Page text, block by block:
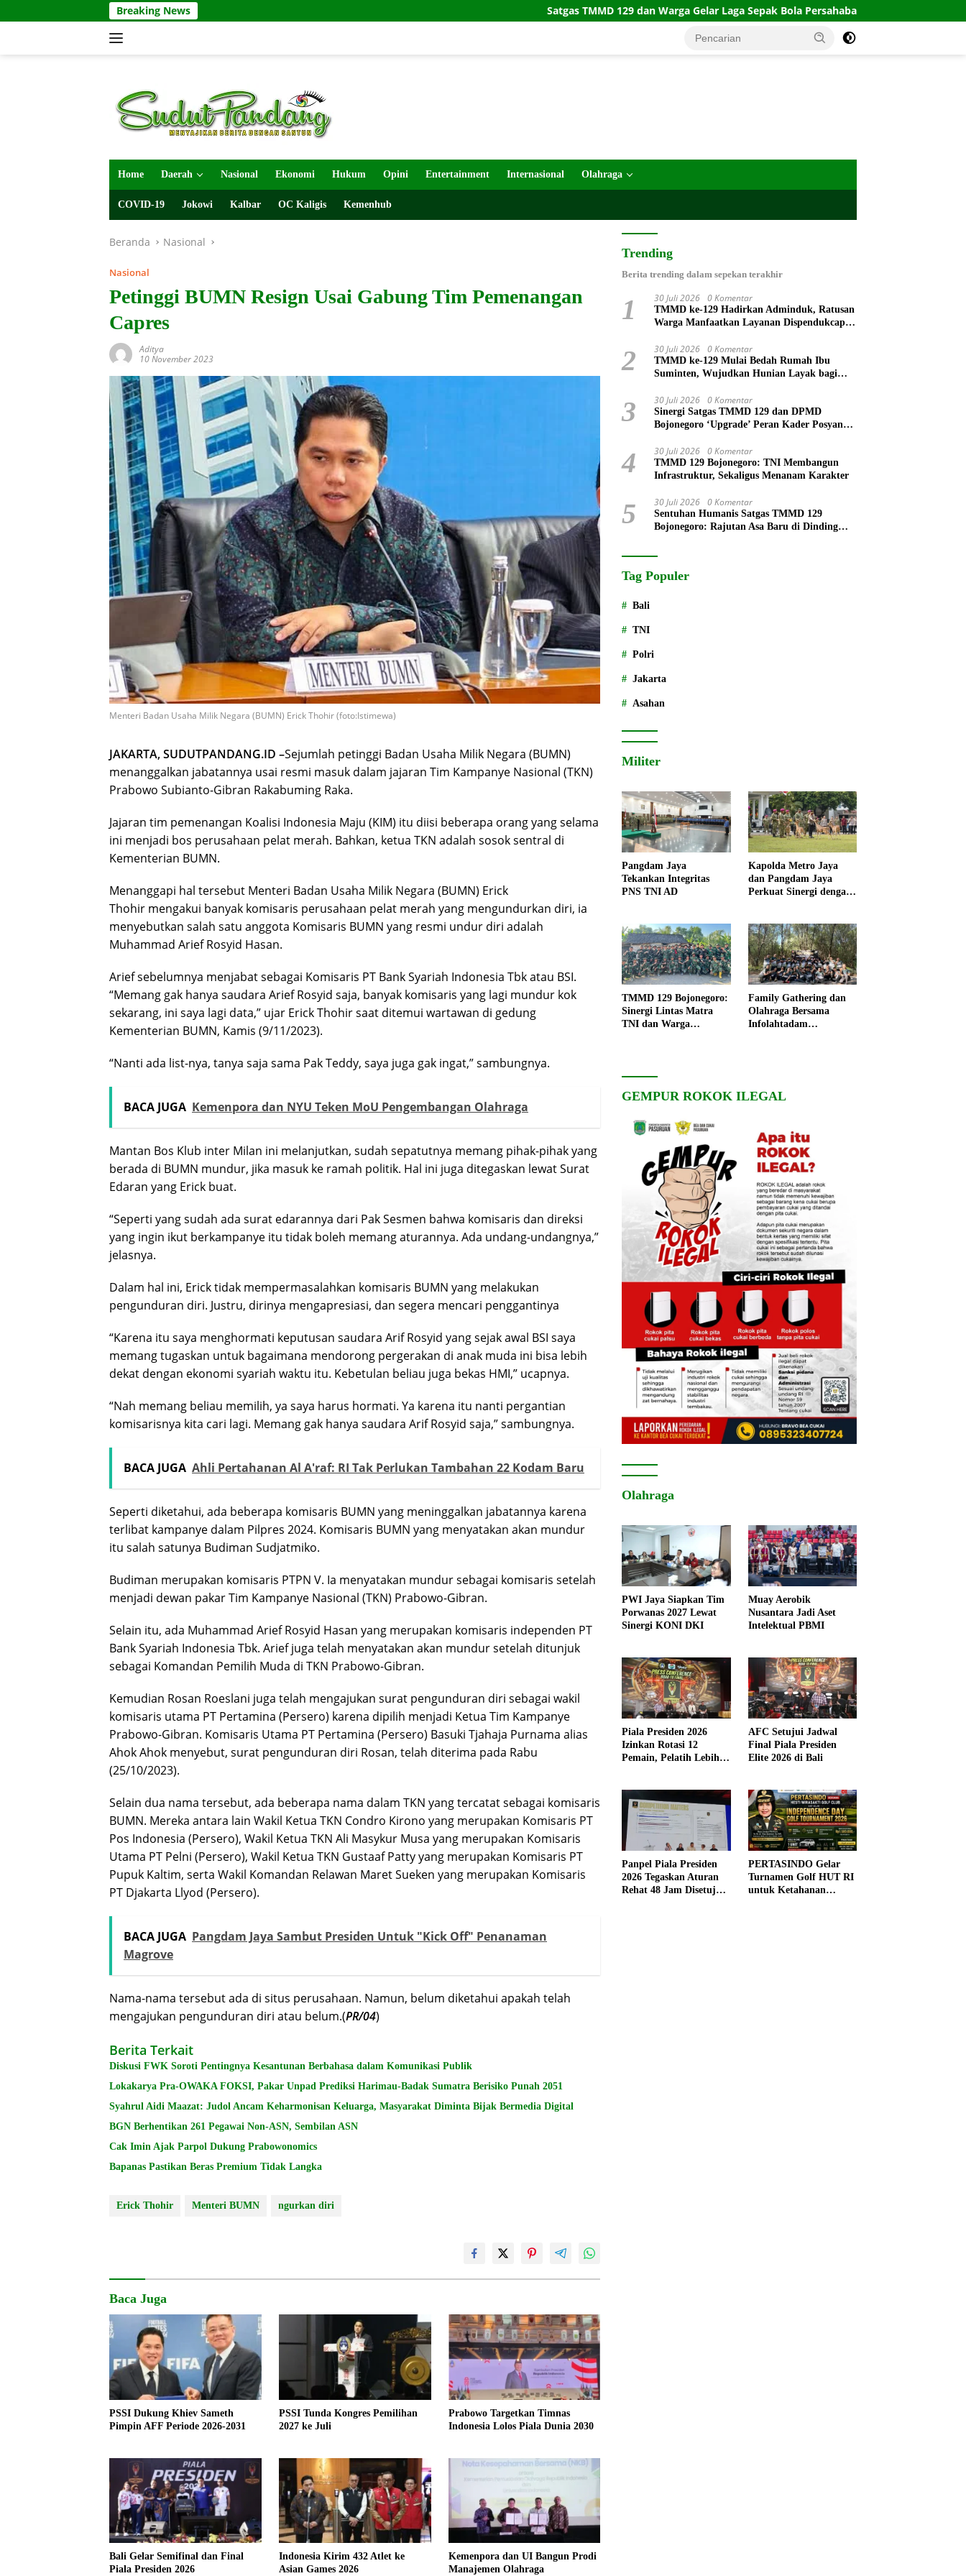
ke
Breaking News Satgas TMMD 129 dan Warga Gelar Laga Sepak Bola Persahabatan, Bangun Keakraban di Tengah
Home Daerah Nasional Ekonomi Hukum Opini Entertainment Internasional Olahraga
COVID-19 Jokowi Kalbar OC Kaligis Kemenhub
Beranda Nasional
Nasional
Petinggi BUMN Resign Usai Gabung Tim Pemenangan
Capres
Aditya
10 November 2023
Menteri Badan Usaha Milik Negara (BUMN) Erick Thohir (foto:Istimewa)
JAKARTA, SUDUTPANDANG.ID –Sejumlah petinggi Badan Usaha Milik Negara (BUMN)
menanggalkan jabatannya usai resmi masuk dalam jajaran Tim Kampanye Nasional (TKN)
Prabowo Subianto-Gibran Rakabuming Raka.
Jajaran tim pemenangan Koalisi Indonesia Maju (KIM) itu diisi beberapa orang yang selama
ini menjadi bos perusahaan pelat merah. Bahkan, ketua TKN adalah sosok sentral di
Kementerian BUMN.
Menanggapi hal tersebut Menteri Badan Usaha Milik Negara (BUMN) Erick
Thohir mengakui banyak komisaris perusahaan pelat merah yang mengundurkan diri, ia
menyebutkan salah satu anggota Komisaris BUMN yang resmi undur diri adalah
Muhammad Arief Rosyid Hasan.
Arief sebelumnya menjabat sebagai Komisaris PT Bank Syariah Indonesia Tbk atau BSI.
“Memang gak hanya saudara Arief Rosyid saja, banyak komisaris yang lagi mundur kok
sekarang, ini saya lagi data,” ujar Erick Thohir saat ditemui wartawan di gedung
Kementerian BUMN, Kamis (9/11/2023).
“Nanti ada list-nya, tanya saja sama Pak Teddy, saya juga gak ingat,” sambungnya.
BACA JUGA Kemenpora dan NYU Teken MoU Pengembangan Olahraga
Mantan Bos Klub inter Milan ini melanjutkan, sudah sepatutnya memang pihak-pihak yang
berada di BUMN mundur, jika masuk ke ramah politik. Hal ini juga ditegaskan lewat Surat
Edaran yang Erick buat.
“Seperti yang sudah ada surat edarannya dari Pak Sesmen bahwa komisaris dan direksi
yang ingin ikut berkampanye itu tidak boleh memang aturannya. Ada undang-undangnya,”
jelasnya.
Dalam hal ini, Erick tidak mempermasalahkan komisaris BUMN yang melakukan
pengunduran diri. Justru, dirinya mengapresiasi, dan segera mencari penggantinya
“Karena itu saya menghormati keputusan saudara Arif Rosyid yang sejak awal BSI saya
memang tugaskan untuk bagaimana mendorong pergerakan di anak muda ini bisa lebih
dekat dengan ekonomi syariah waktu itu. Kebetulan beliau juga bekas HMI,” ucapnya.
“Nah memang beliau memilih, ya saya harus hormati. Ya karena itu nanti pergantian
komisarisnya kita cari lagi. Memang gak hanya saudara Arif Rosyid saja,” sambungnya.
BACA JUGA Ahli Pertahanan Al A'raf: RI Tak Perlukan Tambahan 22 Kodam Baru
Seperti diketahui, ada beberapa komisaris BUMN yang meninggalkan jabatannya karena
terlibat kampanye dalam Pilpres 2024. Komisaris BUMN yang menyatakan akan mundur
itu salah satunya Budiman Sudjatmiko.
Budiman merupakan komisaris PTPN V. Ia menyatakan mundur sebagai komisaris setelah
menjadi dewan pakar Tim Kampanye Nasional (TKN) Prabowo-Gibran.
Selain itu, ada Muhammad Arief Rosyid Hasan yang merupakan komisaris independen PT
Bank Syariah Indonesia Tbk. Arief juga telah menyatakan akan mundur setelah ditunjuk
sebagai Komandan Pemilih Muda di TKN Prabowo-Gibran.
Kemudian Rosan Roeslani juga telah mengajukan surat pengunduran diri sebagai wakil
komisaris utama PT Pertamina (Persero) karena dipilih menjadi Ketua Tim Kampanye
Prabowo-Gibran. Komisaris Utama PT Pertamina (Persero) Basuki Tjahaja Purnama alias
Ahok Ahok menyebut, surat pengunduran diri Rosan, telah diterima pada Rabu
(25/10/2023).
Selain dua nama tersebut, ada beberapa nama dalam TKN yang tercatat sebagai komisaris
BUMN. Mereka antara lain Wakil Ketua TKN Condro Kirono yang merupakan Komisaris PT
Pos Indonesia (Persero), Wakil Ketua TKN Ali Masykur Musa yang merupakan Komisaris
Utama PT Pelni (Persero), Wakil Ketua TKN Gustaaf Patty yang merupakan Komisaris PT
Pupuk Kaltim, serta Wakil Komandan Relawan Maret Sueken yang merupakan Komisaris
PT Djakarta Llyod (Persero).
BACA JUGA Pangdam Jaya Sambut Presiden Untuk "Kick Off" Penanaman
Magrove
Nama-nama tersebut ada di situs perusahaan. Namun, belum diketahui apakah telah
mengajukan pengunduran diri atau belum.(PR/04)
Berita Terkait
Diskusi FWK Soroti Pentingnya Kesantunan Berbahasa dalam Komunikasi Publik
Lokakarya Pra-OWAKA FOKSI, Pakar Unpad Prediksi Harimau-Badak Sumatra Berisiko Punah 2051
Syahrul Aidi Maazat: Judol Ancam Keharmonisan Keluarga, Masyarakat Diminta Bijak Bermedia Digital
BGN Berhentikan 261 Pegawai Non-ASN, Sembilan ASN
Cak Imin Ajak Parpol Dukung Prabowonomics
Bapanas Pastikan Beras Premium Tidak Langka
Erick Thohir Menteri BUMN ngurkan diri
Baca Juga
PSSI Dukung Khiev Sameth
Pimpin AFF Periode 2026-2031
PSSI Tunda Kongres Pemilihan
2027 ke Juli
Prabowo Targetkan Timnas
Indonesia Lolos Piala Dunia 2030
Bali Gelar Semifinal dan Final
Piala Presiden 2026
Indonesia Kirim 432 Atlet ke
Asian Games 2026
Kemenpora dan UI Bangun Prodi
Manajemen Olahraga
Trending
Berita trending dalam sepekan terakhir
1 30 Juli 2026 0 Komentar
TMMD ke-129 Hadirkan Adminduk, Ratusan
Warga Manfaatkan Layanan Dispendukcapil
2 30 Juli 2026 0 Komentar
TMMD ke-129 Mulai Bedah Rumah Ibu
Suminten, Wujudkan Hunian Layak bagi
3 30 Juli 2026 0 Komentar
Sinergi Satgas TMMD 129 dan DPMD
Bojonegoro ‘Upgrade’ Peran Kader Posyandu
4 30 Juli 2026 0 Komentar
TMMD 129 Bojonegoro: TNI Membangun
Infrastruktur, Sekaligus Menanam Karakter
5 30 Juli 2026 0 Komentar
Sentuhan Humanis Satgas TMMD 129
Bojonegoro: Rajutan Asa Baru di Dinding
Tag Populer
Bali
TNI
Polri
Jakarta
Asahan
Militer
Pangdam Jaya
Tekankan Integritas
PNS TNI AD
Kapolda Metro Jaya
dan Pangdam Jaya
Perkuat Sinergi dengan
TMMD 129 Bojonegoro:
Sinergi Lintas Matra
TNI dan Warga
Family Gathering dan
Olahraga Bersama
Infolahtadam
GEMPUR ROKOK ILEGAL
Olahraga
PWI Jaya Siapkan Tim
Porwanas 2027 Lewat
Sinergi KONI DKI
Muay Aerobik
Nusantara Jadi Aset
Intelektual PBMI
Piala Presiden 2026
Izinkan Rotasi 12
Pemain, Pelatih Lebih
AFC Setujui Jadwal
Final Piala Presiden
Elite 2026 di Bali
Panpel Piala Presiden
2026 Tegaskan Aturan
Rehat 48 Jam Disetujui
PERTASINDO Gelar
Turnamen Golf HUT RI
untuk Ketahanan